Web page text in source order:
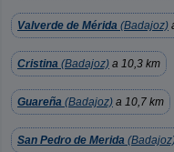
Valverde de Mérida (Badajoz)
Cristina (Badajoz) a 10,3 km
Guareña (Badajoz) a 10,7 km
San Pedro de Merida